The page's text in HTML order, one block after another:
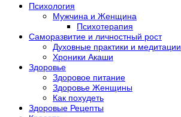
Психология
Мужчина и Женщина
Психотерапия
Саморазвитие и личностный рост
Духовные практики и медитации
Хроники Акаши
Здоровье
Здоровое питание
Здоровье Женщины
Как похудеть
Здоровые Рецепты